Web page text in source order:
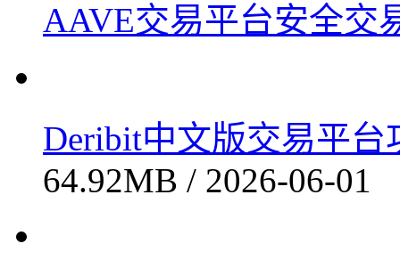
AAVE交易平台安全交
Deribit中文版交易平台
64.92MB / 2026-06-01